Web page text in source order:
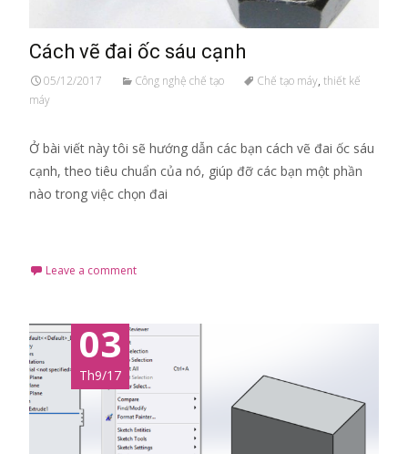
Cách vẽ đai ốc sáu cạnh
05/12/2017 Công nghệ chế tạo Chế tạo máy, thiết kế
máy
Ở bài viết này tôi sẽ hướng dẫn các bạn cách vẽ đai ốc sáu
cạnh, theo tiêu chuẩn của nó, giúp đỡ các bạn một phần
nào trong việc chọn đai
Leave a comment
03
Th9/17